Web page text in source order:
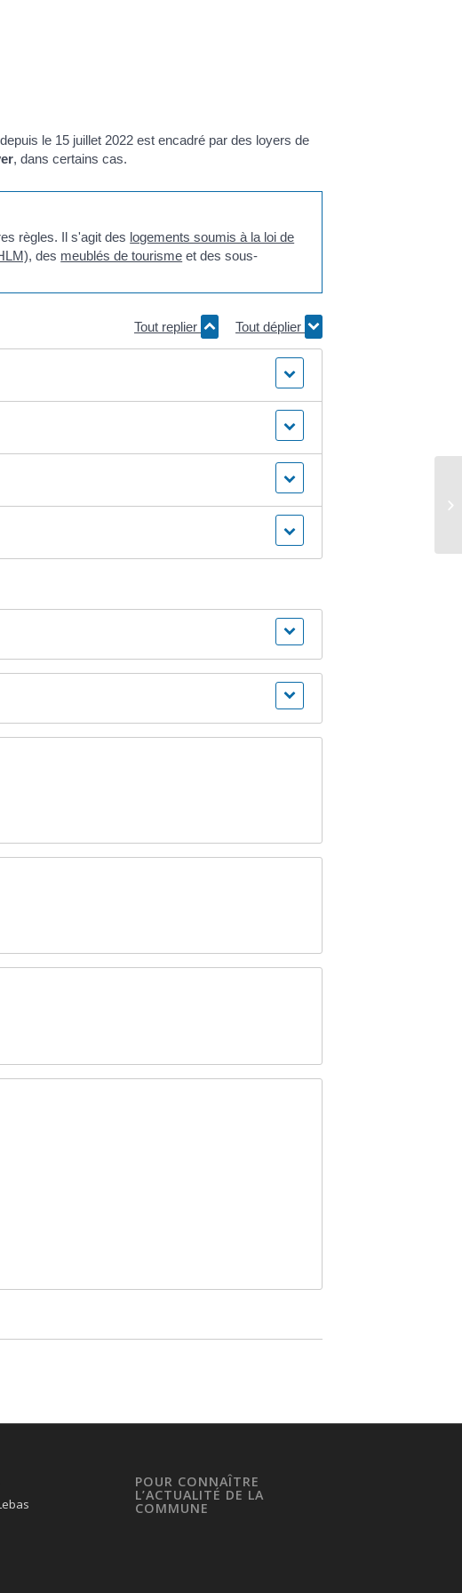
le 15 juillet 2022 est encadré par des loyers de
, dans certains cas.
règles. Il s'agit des logements soumis à la loi de
, des meublés de tourisme et des sous-
Tout replier Tout déplier
POUR CONNAÎTRE
L’ACTUALITÉ DE LA
COMMUNE